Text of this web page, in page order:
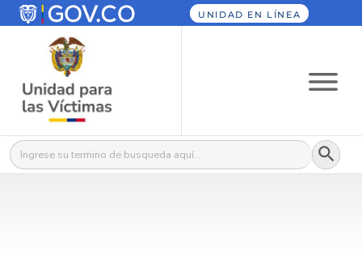
UNIDAD EN LÍNEA
Buscar: Botón